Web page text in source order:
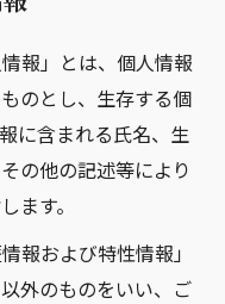
報」とは、個人情報
のとし、生存する個
に含まれる氏名、生
の他の記述等により
ます。
報および特性情報」
外のものをいい、ご